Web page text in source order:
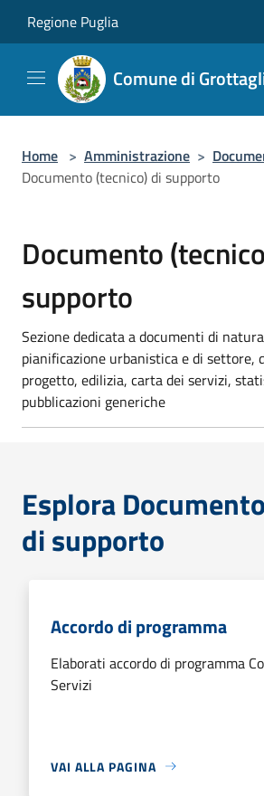
Regione Puglia
Comune di
Home > Amministrazione >
Documento (tecnico) di supporto
Documento
supporto
Sezione dedicata a documenti di
pianificazione urbanistica e di settore,
progetto, edilizia, carta dei servizi,
pubblicazioni generiche
Esplora
di supporto
Accordo di programma
Elaborati accordo di programma
Servizi
VAI ALLA PAGINA